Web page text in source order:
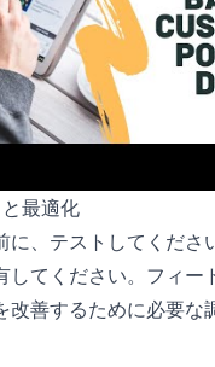
最適化
に、テストしてくださ
してください。フィー
改善するために必要な